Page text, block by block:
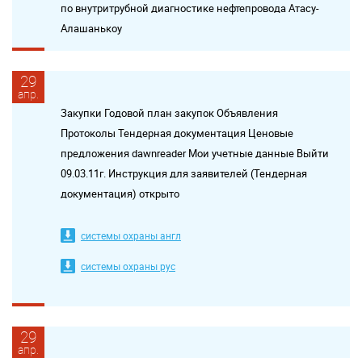
по внутритрубной диагностике нефтепровода Атасу-
Алашанькоу
29
апр.
Закупки Годовой план закупок Объявления
Протоколы Тендерная документация Ценовые
предложения dawnreader Мои учетные данные Выйти
09.03.11г. Инструкция для заявителей (Тендерная
документация) открыто
системы охраны англ
системы охраны рус
29
апр.